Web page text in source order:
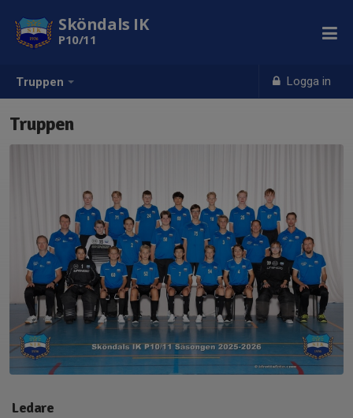
Truppen Logga in
Sköndals IK
P10/11
Truppen
Ledare